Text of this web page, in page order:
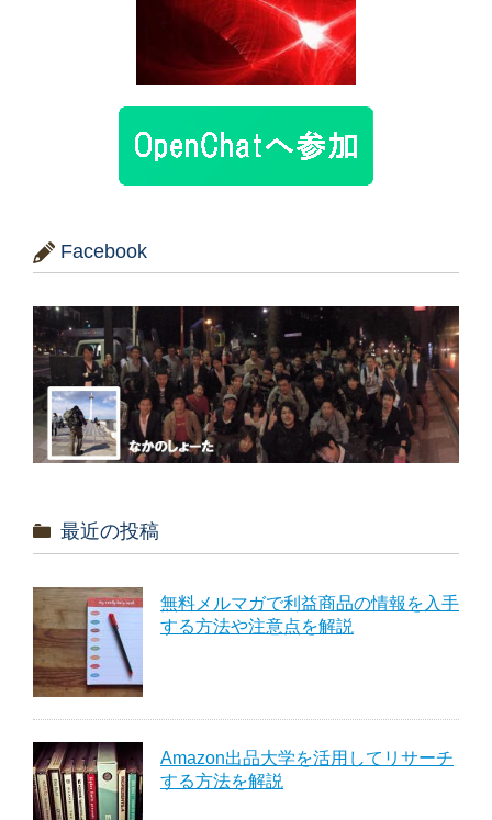
Facebook
最近の投稿
無料メルマガで利益商品の情報を入手
する方法や注意点を解説
Amazon出品大学を活用してリサーチ
する方法を解説